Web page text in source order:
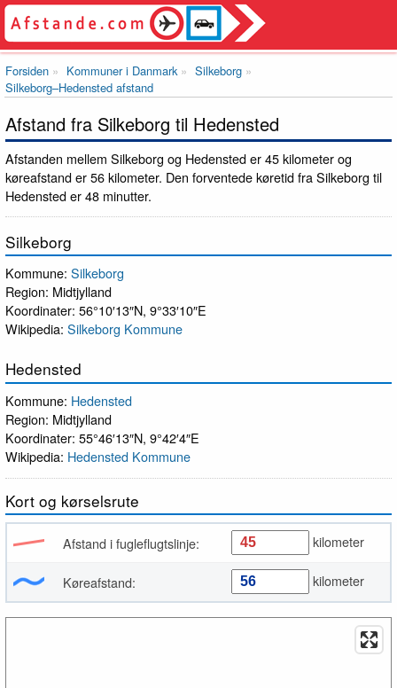
Forsiden Kommuner i Danmark
Silkeborg
Silkeborg–Hedensted afstand
Afstand fra Silkeborg til Hedensted
Afstanden mellem Silkeborg og Hedensted er 45 kilometer og
køreafstand er 56 kilometer. Den forventede køretid fra Silkeborg til
Hedensted er 48 minutter.
Silkeborg
Kommune: Silkeborg
Region: Midtjylland
Koordinater: 56°10′13″N, 9°33′10″E
Wikipedia: Silkeborg Kommune
Hedensted
Kommune: Hedensted
Region: Midtjylland
Koordinater: 55°46′13″N, 9°42′4″E
Wikipedia: Hedensted Kommune
Kort og kørselsrute
Afstand i fugleflugtslinje: kilometer
Køreafstand: kilometer